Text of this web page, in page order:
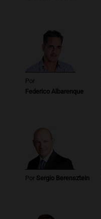
Por
Federico Albarenque
Por Sergio Berensztein